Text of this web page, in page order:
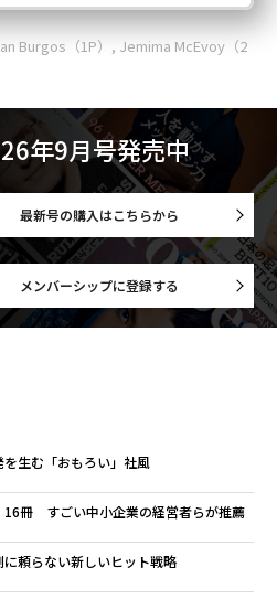
Burgos（1P）, Jemima McEvoy（2
年9月号発売中
最新号の購入はこちらから
メンバーシップに登録する
生む「おもろい」社風
16冊 すごい中小企業の経営者らが推薦
頼らない新しいヒット戦略